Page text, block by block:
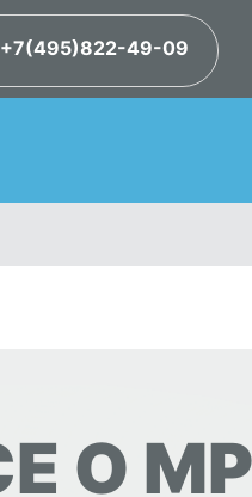
+7(495)822-49-09
О